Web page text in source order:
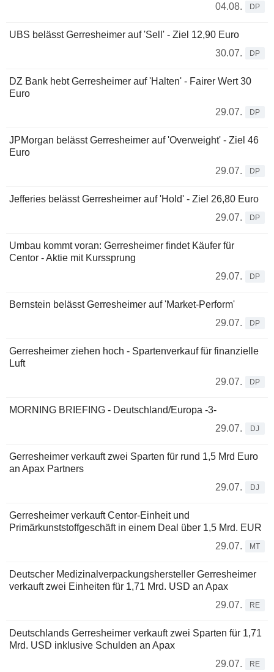
04.08.
DP
UBS belässt Gerresheimer auf 'Sell' - Ziel 12,90 Euro
30.07.
DP
DZ Bank hebt Gerresheimer auf 'Halten' - Fairer Wert 30
Euro
29.07.
DP
JPMorgan belässt Gerresheimer auf 'Overweight' - Ziel 46
Euro
29.07.
DP
Jefferies belässt Gerresheimer auf 'Hold' - Ziel 26,80 Euro
29.07.
DP
Umbau kommt voran: Gerresheimer findet Käufer für
Centor - Aktie mit Kurssprung
29.07.
DP
Bernstein belässt Gerresheimer auf 'Market-Perform'
29.07.
DP
Gerresheimer ziehen hoch - Spartenverkauf für finanzielle
Luft
29.07.
DP
MORNING BRIEFING - Deutschland/Europa -3-
29.07.
DJ
Gerresheimer verkauft zwei Sparten für rund 1,5 Mrd Euro
an Apax Partners
29.07.
DJ
Gerresheimer verkauft Centor-Einheit und
Primärkunststoffgeschäft in einem Deal über 1,5 Mrd. EUR
29.07.
MT
Deutscher Medizinalverpackungshersteller Gerresheimer
verkauft zwei Einheiten für 1,71 Mrd. USD an Apax
29.07.
RE
Deutschlands Gerresheimer verkauft zwei Sparten für 1,71
Mrd. USD inklusive Schulden an Apax
29.07.
RE